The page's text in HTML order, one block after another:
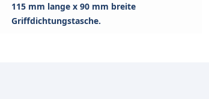
115 mm lange x 90 mm breite
Griffdichtungstasche.